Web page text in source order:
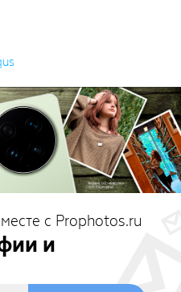
с Prophotos.ru
и